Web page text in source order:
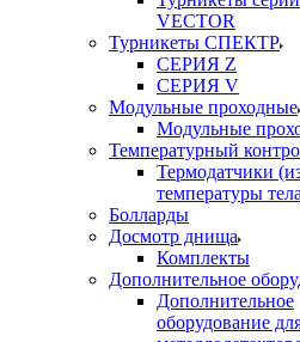
VECTOR
Турникеты СПЕКТР
СЕРИЯ Z
СЕРИЯ V
Модульные проходные
Модульные
Температурный
Термодатчики
температуры
Болларды
Досмотр днища
Комплекты
Дополнительное
Дополнительное
оборудование